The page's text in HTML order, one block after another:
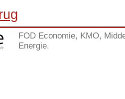
FOD Economie, KMO,
Energie.